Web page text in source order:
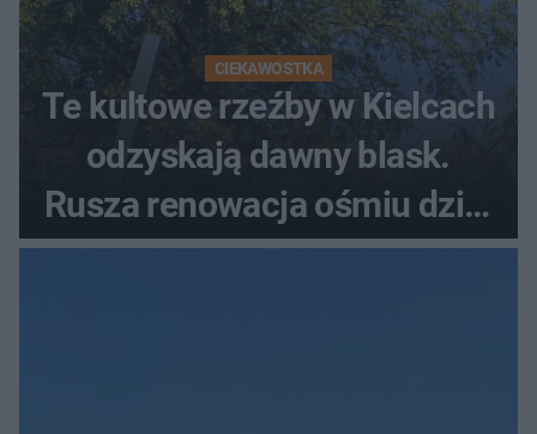
CIEKAWOSTKA
Te kultowe rzeźby w Kielcach
odzyskają dawny blask.
Rusza renowacja ośmiu dzieł
z lat 70.